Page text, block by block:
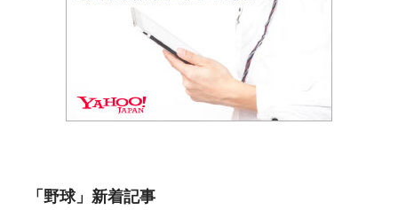
「野球」新着記事